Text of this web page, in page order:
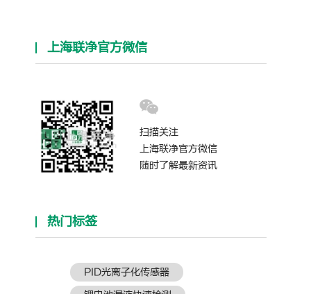
上海联净官方微信
扫描关注
上海联净官方微信
随时了解最新资讯
热门标签
PID光离子化传感器